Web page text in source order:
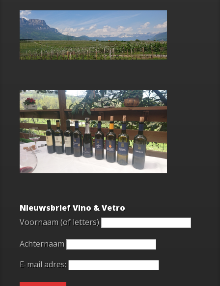
Nieuwsbrief Vino & Vetro
Voornaam (of letters)
Achternaam
E-mail adres: